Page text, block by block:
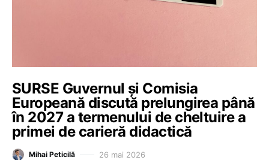
SURSE Guvernul și Comisia
Europeană discută prelungirea până
în 2027 a termenului de cheltuire a
primei de carieră didactică
Mihai Peticilă 26 mai 2026